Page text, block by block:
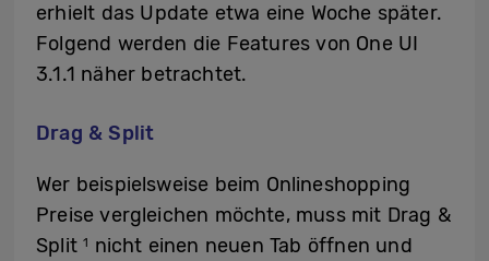
erhielt das Update etwa eine Woche später.
Folgend werden die Features von One UI
3.1.1 näher betrachtet.
Drag & Split
Wer beispielsweise beim Onlineshopping
Preise vergleichen möchte, muss mit Drag &
Split1
nicht einen neuen Tab öffnen und